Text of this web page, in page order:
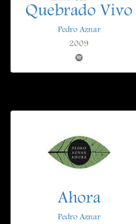
Quebrado Vivo
Pedro Aznar
2009
Ahora
Pedro Aznar